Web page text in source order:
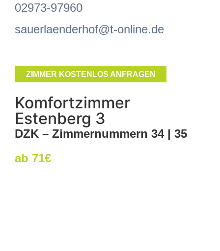
02973-97960
sauerlaenderhof@t-online.de
ZIMMER KOSTENLOS ANFRAGEN
Komfortzimmer
Estenberg 3
DZK – Zimmernummern 34 | 35
ab 71€